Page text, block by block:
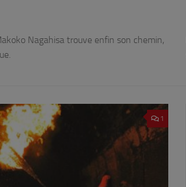
Nagahisa trouve enfin son chemin,
1